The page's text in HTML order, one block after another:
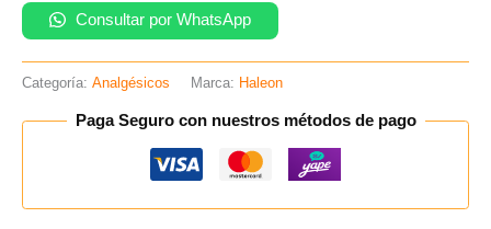
Consultar por WhatsApp
Categoría: Analgésicos Marca: Haleon
Paga Seguro con nuestros métodos de pago